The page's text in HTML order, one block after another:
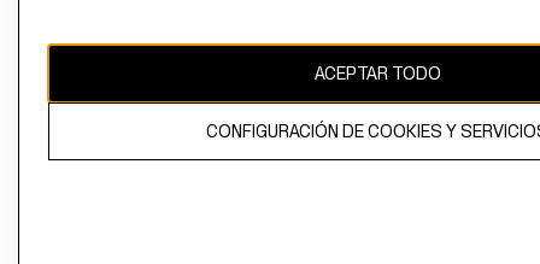
ACEPTAR TODO
CONFIGURACIÓN DE COOKIES Y